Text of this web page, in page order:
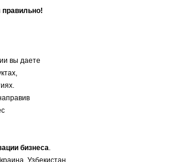
правильно!
вы даете
бизнеса.
Узбекистан,